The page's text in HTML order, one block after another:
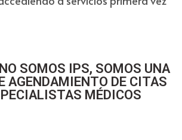
NO SOMOS IPS, SOMOS UNA
AGENDAMIENTO DE CITAS
MÉDICOS